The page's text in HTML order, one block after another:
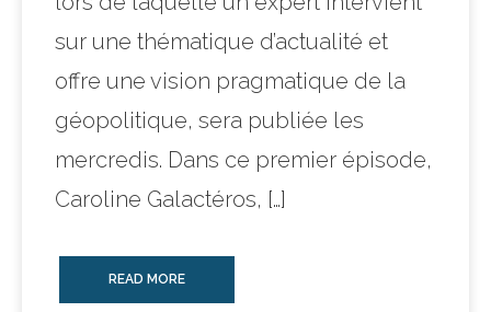
sur une thématique d’actualité et
offre une vision pragmatique de la
géopolitique, sera publiée les
mercredis. Dans ce premier épisode,
Caroline Galactéros, […]
READ MORE